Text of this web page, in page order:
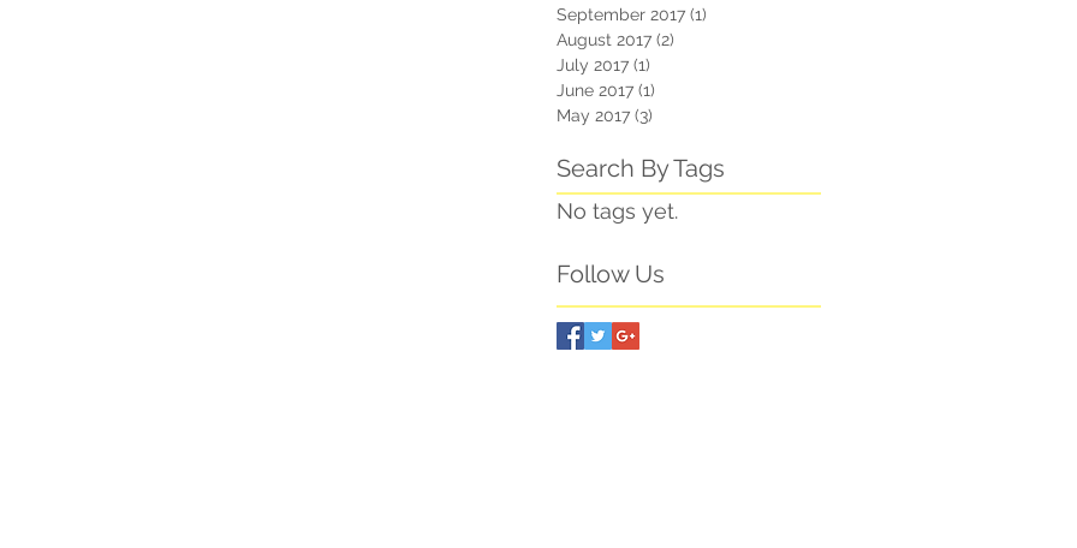
September 2017 (1)
August 2017 (2)
July 2017 (1)
June 2017 (1)
May 2017 (3)
Search By Tags
No tags yet.
Follow Us